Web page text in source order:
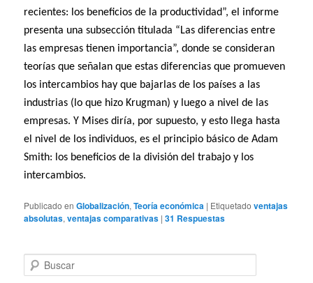
recientes: los beneficios de la productividad”, el informe
presenta una subsección titulada “Las diferencias entre
las empresas tienen importancia”, donde se consideran
teorías que señalan que estas diferencias que promueven
los intercambios hay que bajarlas de los países a las
industrias (lo que hizo Krugman) y luego a nivel de las
empresas.Y Mises diría, por supuesto, y esto llega hasta
el nivel de los individuos, es el principio básico de Adam
Smith: los beneficios de la división del trabajo y los
intercambios.
Publicado en Globalización,Teoría económica | Etiquetado ventajas
absolutas,ventajas comparativas |31 Respuestas
u